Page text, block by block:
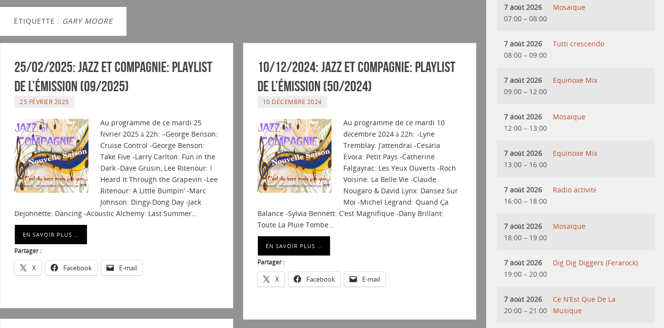
ÉTIQUETTE : GARY MOORE
25/02/2025: Jazz et Compagnie: Playlist
de l’émission (09/2025)
25 FÉVRIER 2025
Au programme de ce mardi 25
février 2025 à 22h: –George Benson:
Cruise Control -George Benson:
Take Five -Larry Carlton: Fun in the
Dark -Dave Grusin, Lee Ritenour: I
Heard It Through the Grapevin -Lee
Ritenour: A Little Bumpin’ -Marc
Johnson: Dingy-Dong Day -Jack
Dejohnette: Dancing -Acoustic Alchemy: Last Summer…
EN SAVOIR PLUS …
Partager :
X Facebook E-mail
10/12/2024: Jazz et Compagnie: Playlist
de l’émission (50/2024)
10 DÉCEMBRE 2024
Au programme de ce mardi 10
décembre 2024 à 22h: -Lyne
Tremblay: J’attendrai -Cesária
Évora: Petit Pays -Catherine
Falgayrac: Les Yeux Ouverts -Roch
Voisine: La Belle Vie -Claude
Nougaro & David Lynx: Dansez Sur
Moi -Michel Legrand: Quand Ça
Balance -Sylvia Bennett: C’est Magnifique -Dany Brillant:
Toute La Pluie Tombe…
EN SAVOIR PLUS …
Partager :
X Facebook E-mail
7 août 2026
07:00 – 08:00
Mosaique
7 août 2026
08:00 – 09:00
Tutti crescendo
7 août 2026
09:00 – 12:00
Equinoxe Mix
7 août 2026
12:00 – 13:00
Mosaique
7 août 2026
13:00 – 16:00
Equinoxe Mix
7 août 2026
16:00 – 18:00
Radio activité
7 août 2026
18:00 – 19:00
Mosaique
7 août 2026
19:00 – 20:00
Dig Dig Diggers (Ferarock)
7 août 2026
20:00 – 21:00
Ce N’Est Que De La
Musique